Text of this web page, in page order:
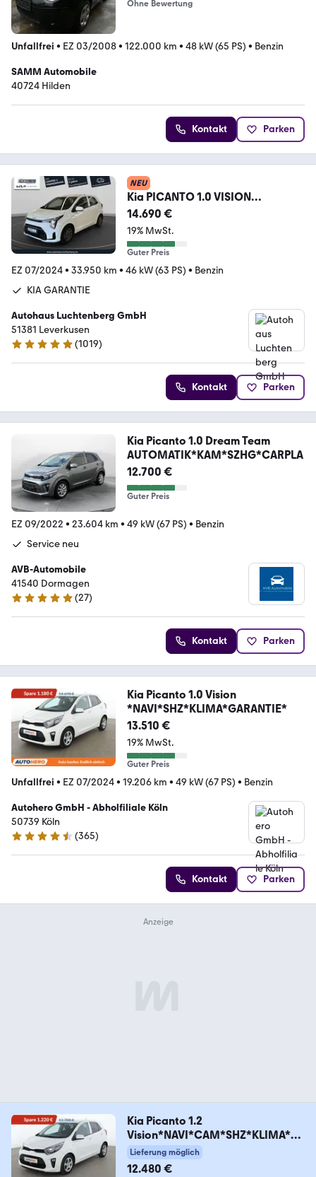
Ohne Bewertung
Unfallfrei • EZ 03/2008• 122.000 km • 48 kW (65 PS) • Benzin
SAMM Automobile
40724 Hilden
Kontakt Parken
NEU
Kia PICANTO 1.0 VISION
AUTOMATIK
NAVI+KAMERA+SITZHEI
14.690 €
19% MwSt.
Guter Preis
EZ 07/2024• 33.950 km • 46 kW (63 PS) • Benzin
KIA GARANTIE
Autohaus Luchtenberg GmbH
51381 Leverkusen
4.8 Sterne
(1019)
Kontakt Parken
Kia Picanto 1.0 Dream Team
AUTOMATIK*KAM*SZHG*CARPLA
12.700 €
Guter Preis
EZ 09/2022 • 23.604 km • 49 kW (67 PS) • Benzin
Service neu
AVB-Automobile
41540 Dormagen
4.8 Sterne
(27)
Kontakt Parken
Kia Picanto 1.0 Vision
*NAVI*SHZ*KLIMA*GARANTIE*
13.510 €
19% MwSt.
Guter Preis
Unfallfrei • EZ 07/2024• 19.206 km • 49 kW (67 PS) • Benzin
Autohero GmbH - Abholfiliale Köln
50739 Köln
4.6 Sterne
(365)
Kontakt Parken
Kia Picanto 1.2
Vision*NAVI*CAM*SHZ*KLIMA*D
AB*
Lieferung möglich
12.480 €